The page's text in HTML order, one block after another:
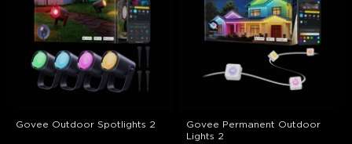
Govee Outdoor Spotlights 2
Govee Permanent Outdoor
Lights 2